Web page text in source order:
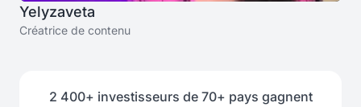
Yelyzaveta
Créatrice de contenu
2 400+ investisseurs de 70+ pays gagnent